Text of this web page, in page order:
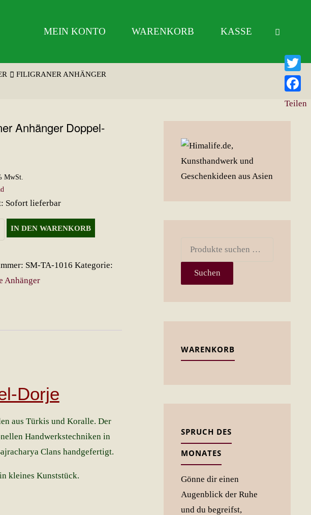
MEIN KONTO WARENKORB KASSE
FILIGRANER ANHÄNGER
Anhänger Doppel-
MwSt.
Sofort lieferbar
IN DEN WARENKORB
SM-TA-1016 Kategorie:
Anhänger
Dorje
aus Türkis und Koralle. Der
Handwerkstechniken in
Clans handgefertigt.
kleines Kunststück.
Suchen
nach:
Suchen
WARENKORB
SPRUCH DES
MONATES
Gönne dir einen
Augenblick der Ruhe
und du begreifst,
Twitter
Teilen